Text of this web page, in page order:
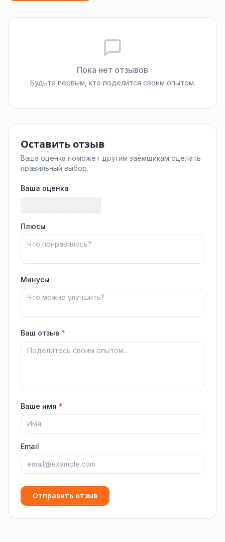
Пока нет отзывов
Будьте первым, кто поделится своим опытом.
Оставить отзыв
Ваша оценка поможет другим заёмщикам сделать
правильный выбор.
Ваша оценка
Плюсы
Минусы
Ваш отзыв *
Ваше имя *
Email
Отправить отзыв